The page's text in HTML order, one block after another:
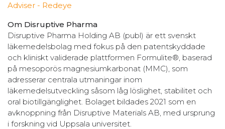
Adviser - Redeye
Om Disruptive Pharma
Disruptive Pharma Holding AB (publ) är ett svenskt
läkemedelsbolag med fokus på den patentskyddade
och kliniskt validerade plattformen Formulite®, baserad
på mesoporös magnesiumkarbonat (MMC), som
adresserar centrala utmaningar inom
läkemedelsutveckling såsom låg löslighet, stabilitet och
oral biotillgänglighet. Bolaget bildades 2021 som en
avknoppning från Disruptive Materials AB, med ursprung
i forskning vid Uppsala universitet.